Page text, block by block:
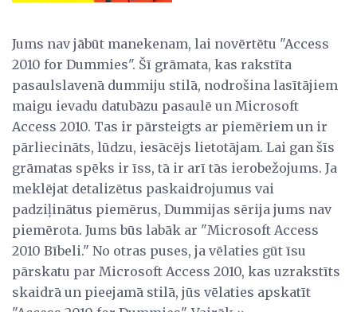
Jums nav jābūt manekenam, lai novērtētu "Access
2010 for Dummies". Šī grāmata, kas rakstīta
pasaulslavenā dummiju stilā, nodrošina lasītājiem
maigu ievadu datubāzu pasaulē un Microsoft
Access 2010. Tas ir pārsteigts ar piemēriem un ir
pārliecināts, lūdzu, iesācējs lietotājam. Lai gan šīs
grāmatas spēks ir īss, tā ir arī tās ierobežojums. Ja
meklējat detalizētus paskaidrojumus vai
padziļinātus piemērus, Dummijas sērija jums nav
piemērota. Jums būs labāk ar "Microsoft Access
2010 Bībeli." No otras puses, ja vēlaties gūt īsu
pārskatu par Microsoft Access 2010, kas uzrakstīts
skaidrā un pieejamā stilā, jūs vēlaties apskatīt